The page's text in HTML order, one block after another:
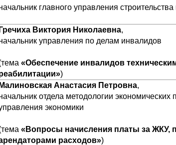
главного управления
Гречиха Виктория Николаевна,
управления по делам инвалидов
«Обеспечение инвалидов
)
Малиновская Анастасия Петровна,
отдела методологии экономических
экономики
«Вопросы начисления платы за ЖКУ,
расходов»)